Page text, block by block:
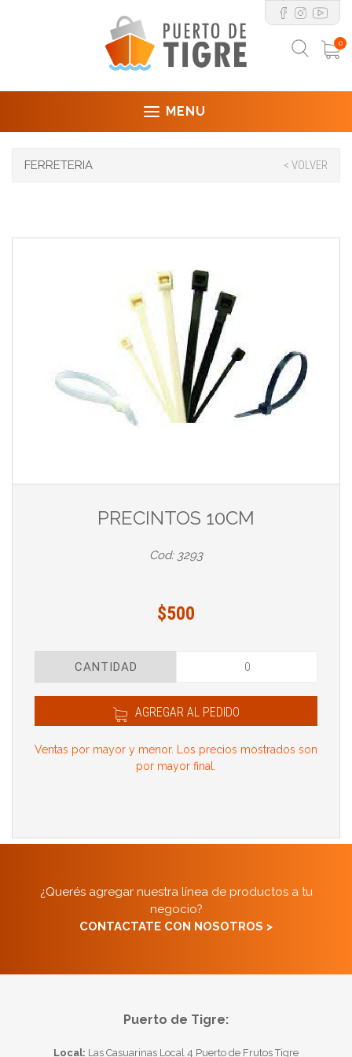
0
MENU
FERRETERIA < VOLVER
PRECINTOS 10CM
Cod: 3293
$500
CANTIDAD
AGREGAR AL PEDIDO
Ventas por mayor y menor. Los precios mostrados son
por mayor final.
¿Querés agregar nuestra línea de productos a tu
negocio?
CONTACTATE CON NOSOTROS >
Puerto de Tigre:
Local: Las Casuarinas Local 4 Puerto de Frutos Tigre